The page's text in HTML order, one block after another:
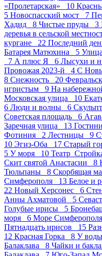
«Пролетарская» 10
5 Новоспасский мост 7
Хадид 8 Чистые пруды 3
деревья в сельской
кургане 22 Последний
Батарея Матюхина 5
7 А плюс Я 6 Лысухи и
Провожая 2023-й 4 С
8 Снежность 20
игристым 9 На
Московская улица 10
6 Люди и волны 6
Советская площадь 6
Заречная улица 13
Фотиния 2 Лестницы 9
10 Эгиз-Оба 17 Старый
5 У моря 10
Скит святой Анастасии 8
Тюльпаны 8 Скорбящая
Симферополя 13 Белое и
22 Новый Херсонес 6
Анны Ахматовой 5
Голубые ирисы 5
моря 6 Море
Пятнадцать ирисов 15
12 Красная Горка 8 У
Балаклава 8 Чайки и